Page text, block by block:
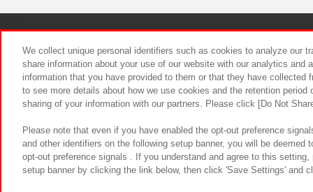
食品のご
We collect unique personal identifiers such as cookies to analyze our
share information about your use of our website with our analytics and
information that you have provided to them or that they have
to see more details about how we use cookies and the retention
sharing of your information with our partners. Please click [Do Not
Please note that even if you have enabled the opt-out preference
and other identifiers on the following setup banner, you will be
opt-out preference signals . If you understand and agree to this
setup banner by clicking the link below, then click 'Save Settings' and